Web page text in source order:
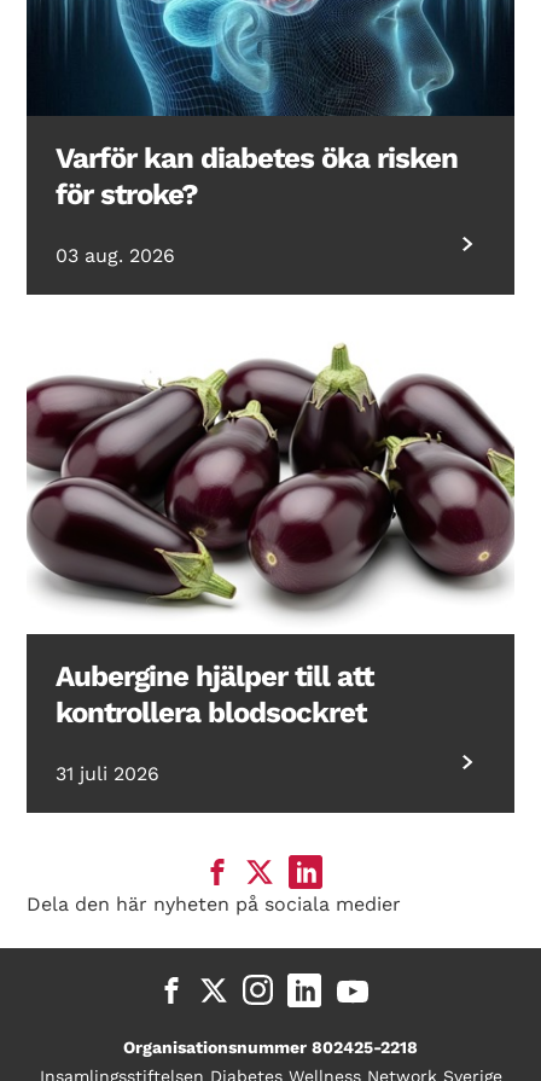
Varför kan diabetes öka risken
för stroke?
03 aug. 2026
Aubergine hjälper till att
kontrollera blodsockret
31 juli 2026
Dela den här nyheten på sociala medier
Organisationsnummer 802425-2218
Insamlingsstiftelsen Diabetes Wellness Network Sverige